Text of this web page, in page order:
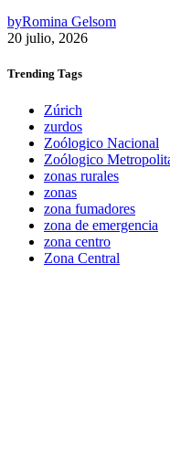
byRomina Gelsom
20 julio, 2026
Trending Tags
Zúrich
zurdos
Zoólogico Nacional
Zoólogico
zonas rurales
zonas
zona fumadores
zona de emergencia
zona centro
Zona Central